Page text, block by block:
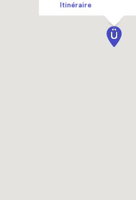
Itinéraire